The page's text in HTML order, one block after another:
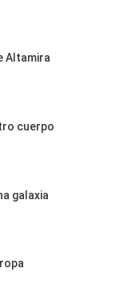
Altamira
cuerpo
galaxia